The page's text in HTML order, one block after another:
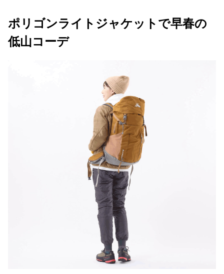
ポリゴンライトジャケットで早春の
低山コーデ